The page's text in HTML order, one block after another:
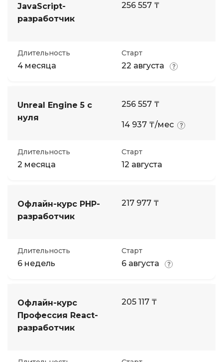
JavaScript-
разработчик
256 557 ₸
Длительность
4 месяца
Старт
22 августа
Unreal Engine 5 с
нуля
256 557 ₸
14 937 ₸/мес
Длительность
2 месяца
Старт
12 августа
Офлайн-курс PHP-
разработчик
217 977 ₸
Длительность
6 недель
Старт
6 августа
Офлайн-курс
Профессия React-
разработчик
205 117 ₸